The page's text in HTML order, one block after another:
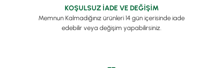
KOŞULSUZ İADE VE DEĞİŞİM
Memnun Kalmadığınız ürünleri 14 gün içerisinde iade
edebilir veya değişim yapabilirsiniz.